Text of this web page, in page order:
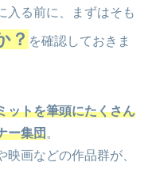
入る前に、まずはそも
？ を確認しておきま
ットを筆頭にたくさん
ー集団。
画などの作品群が、